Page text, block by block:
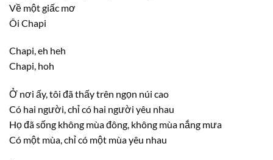
Về một giấc mơ
Ôi Chapi
Chapi, eh heh
Chapi, hoh
Ở nơi ấy, tôi đã thấy trên ngọn núi cao
Có hai người, chỉ có hai người yêu nhau
Họ đã sống không mùa đông, không mùa nắng mưa
Có một mùa, chỉ có một mùa yêu nhau